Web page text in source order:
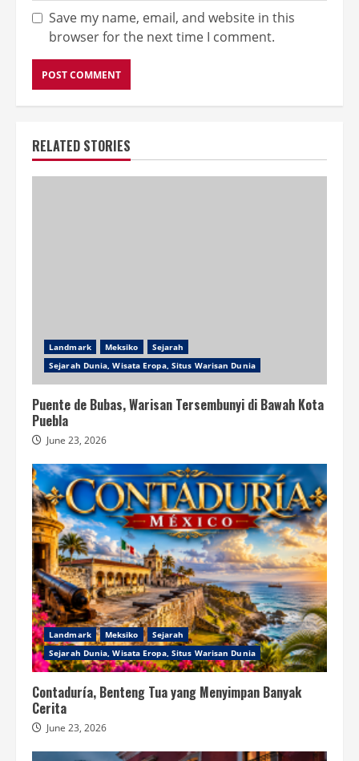
Save my name, email, and website in this
browser for the next time I comment.
RELATED STORIES
Landmark Meksiko
Sejarah
Sejarah Dunia, Wisata Eropa, Situs Warisan Dunia
Puente de Bubas, Warisan Tersembunyi di Bawah Kota
Puebla
June 23, 2026
Landmark Meksiko
Sejarah
Sejarah Dunia, Wisata Eropa, Situs Warisan Dunia
Contaduría, Benteng Tua yang Menyimpan Banyak
Cerita
June 23, 2026